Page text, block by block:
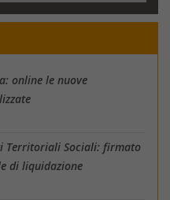
online le nuove
Territoriali Sociali: firmato
di liquidazione